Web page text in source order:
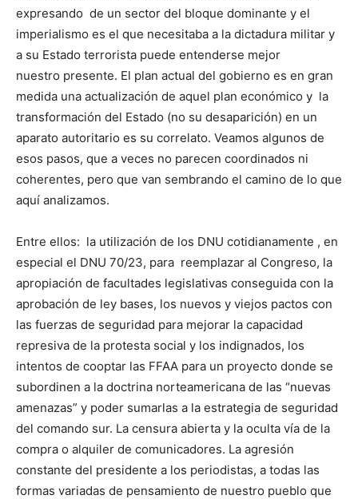
expresando de un sector del bloque dominante y el
imperialismo es el que necesitaba a la dictadura militar y
a su Estado terrorista puede entenderse mejor
nuestro presente. El plan actual del gobierno es en gran
medida una actualización de aquel plan económico y la
transformación del Estado (no su desaparición) en un
aparato autoritario es su correlato. Veamos algunos de
esos pasos, que a veces no parecen coordinados ni
coherentes, pero que van sembrando el camino de lo que
aquí analizamos.
Entre ellos: la utilización de los DNU cotidianamente , en
especial el DNU 70/23, para reemplazar al Congreso, la
apropiación de facultades legislativas conseguida con la
aprobación de ley bases, los nuevos y viejos pactos con
las fuerzas de seguridad para mejorar la capacidad
represiva de la protesta social y los indignados, los
intentos de cooptar las FFAA para un proyecto donde se
subordinen a la doctrina norteamericana de las “nuevas
amenazas” y poder sumarlas a la estrategia de seguridad
del comando sur. La censura abierta y la oculta vía de la
compra o alquiler de comunicadores. La agresión
constante del presidente a los periodistas, a todas las
formas variadas de pensamiento de nuestro pueblo que